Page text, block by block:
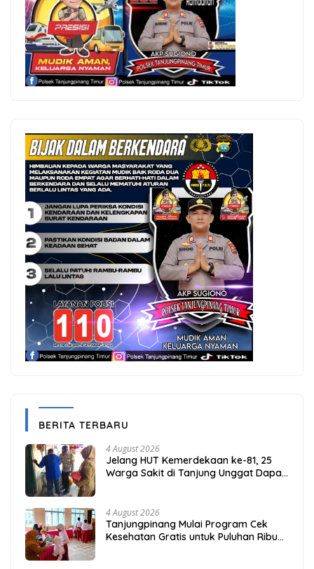
BERITA TERBARU
4 August 2026
Jelang HUT Kemerdekaan ke-81, 25
Warga Sakit di Tanjung Unggat Dapat
4 August 2026
Tanjungpinang Mulai Program Cek
Kesehatan Gratis untuk Puluhan Ribu